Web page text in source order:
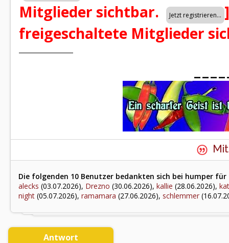
Mitglieder sichtbar.
]
freigeschaltete Mitglieder
Die folgenden 10 Benutzer bedankten sich bei humper für
alecks (03.07.2026), Drezno (30.06.2026), kallie (28.06.2026),
night (05.07.2026), ramamara (27.06.2026), schlemmer
Antwort